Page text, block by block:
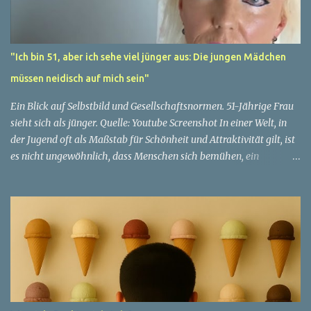
"Ich bin 51, aber ich sehe viel jünger aus: Die jungen Mädchen
müssen neidisch auf mich sein"
Ein Blick auf Selbstbild und Gesellschaftsnormen. 51-Jährige Frau
sieht sich als jünger. Quelle: Youtube Screenshot In einer Welt, in
der Jugend oft als Maßstab für Schönheit und Attraktivität gilt, ist
es nicht ungewöhnlich, dass Menschen sich bemühen, ein
faszinierendes Beispiel für diese Diskrepanz ist die Geschichte
einer 51-jährigen Frau, deren Überzeugung von ihrem Aussehen
sie dazu bringt, sich jünger zu fühlen, als die Gesellschaft sie
wahrnimmt. Diese Frau, deren Name aus Datenschutzgründen
anonym bleibt, erzählt von ihrem Leben und ihren Gedanken über
das Altern. "Ich fühle mich nicht wie 51", sagt sie mit einem